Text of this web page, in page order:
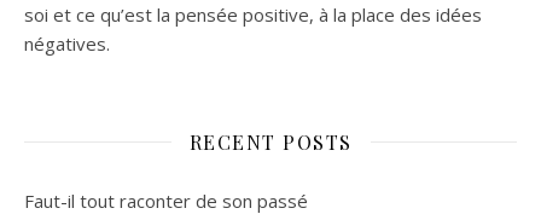
soi et ce qu’est la pensée positive, à la place des idées
négatives.
RECENT POSTS
Faut-il tout raconter de son passé